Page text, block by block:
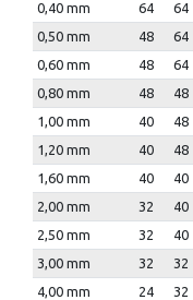
0,40 mm
64 64
0,50 mm
48 64
0,60 mm
48 64
0,80 mm
48 48
1,00 mm
40 48
1,20 mm
40 48
1,60 mm
40 40
2,00 mm
32 40
2,50 mm
32 40
3,00 mm
32 32
4,00 mm
24 32